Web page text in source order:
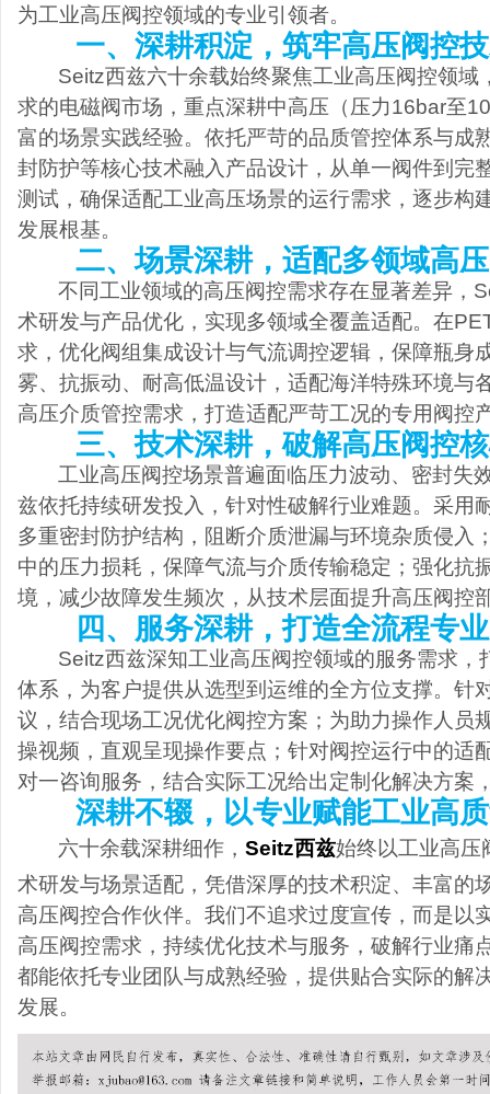
为工业高压阀控领域的专业引领者。
一、深耕积淀，筑牢高压阀控
Seitz西兹六十余载始终聚焦工业高压阀控领
求的电磁阀市场，重点深耕中高压（压力16bar至
富的场景实践经验。依托严苛的品质管控体系与成
封防护等核心技术融入产品设计，从单一阀件到完
测试，确保适配工业高压场景的运行需求，逐步构
发展根基。
二、场景深耕，适配多领域高
不同工业领域的高压阀控需求存在显著差异，
术研发与产品优化，实现多领域全覆盖适配。在
求，优化阀组集成设计与气流调控逻辑，保障瓶身
雾、抗振动、耐高低温设计，适配海洋特殊环境与
高压介质管控需求，打造适配严苛工况的专用阀控
三、技术深耕，破解高压阀控
工业高压阀控场景普遍面临压力波动、密封失
兹依托持续研发投入，针对性破解行业难题。采用
多重密封防护结构，阻断介质泄漏与环境杂质侵入
中的压力损耗，保障气流与介质传输稳定；强化抗
境，减少故障发生频次，从技术层面提升高压阀控
四、服务深耕，打造全流程专
Seitz西兹深知工业高压阀控领域的服务需求
体系，为客户提供从选型到运维的全方位支撑。针
议，结合现场工况优化阀控方案；为助力操作人员
操视频，直观呈现操作要点；针对阀控运行中的适
对一咨询服务，结合实际工况给出定制化解决方案
深耕不辍，以专业赋能工业高
六十余载深耕细作， Seitz西兹始终以工业高压
术研发与场景适配，凭借深厚的技术积淀、丰富的
高压阀控合作伙伴。我们不追求过度宣传，而是以
高压阀控需求，持续优化技术与服务，破解行业痛
都能依托专业团队与成熟经验，提供贴合实际的解
发展。